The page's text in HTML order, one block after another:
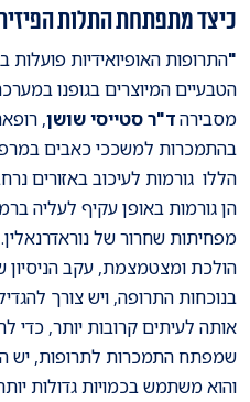
כיצד מתפתחת התלות
"התרופות האופיואידיות
הטבעיים המיוצרים בגופנו
מסבירהד"ר סטייסי שושן,
בהתמכרות למשככי כאבים
הללו גורמות לעיכוב באזורים
הן גורמות באופן עקיף לעליה
מפחיתות שחרור של
הולכת ומצטמצמת, עקב הניסיון
בנוכחות התרופה, ויש צורך
אותה לעיתים קרובות יותר, כדי
שמפתח התמכרות לתרופות, יש
והוא משתמש בכמויות גדולות